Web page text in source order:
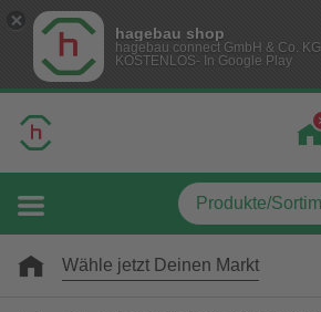
hagebau shop
hagebau connect GmbH & Co. KG
KOSTENLOS- In Google Play
Wähle jetzt Deinen Markt